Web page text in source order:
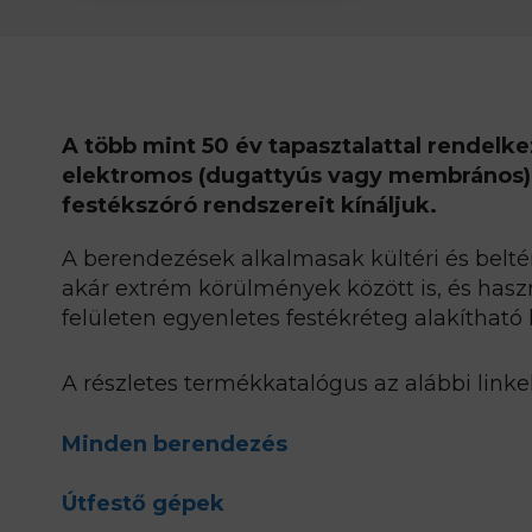
A több mint 50 év tapasztalattal
elektromos (dugattyús vagy
festékszóró rendszereit kínáljuk.
A berendezések alkalmasak kültéri és
akár extrém körülmények között is, és
felületen egyenletes festékréteg alakítható
A részletes termékkatalógus az alábbi
Minden berendezés
Útfestő gépek